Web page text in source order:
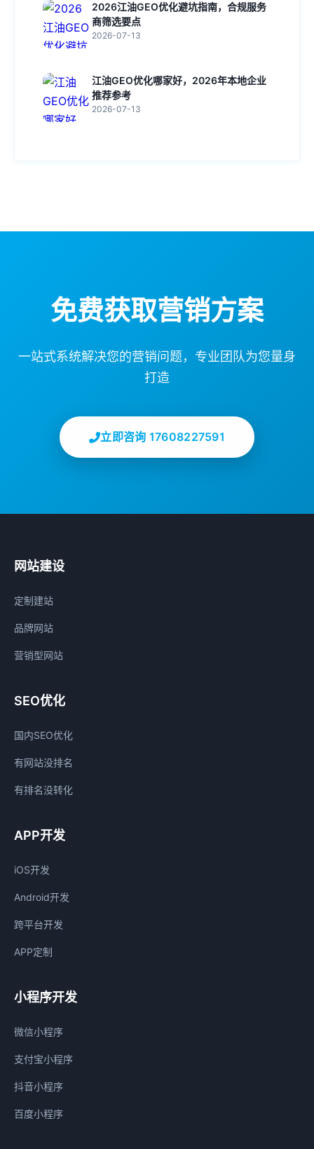
2026江油GEO优化避坑指南，合规服务
商筛选要点
2026-07-13
江油GEO优化哪家好，2026年本地企业
推荐参考
2026-07-13
免费获取营销方案
一站式系统解决您的营销问题，专业团队为您量身
打造
立即咨询 17608227591
网站建设
定制建站
品牌网站
营销型网站
SEO优化
国内SEO优化
有网站没排名
有排名没转化
APP开发
iOS开发
Android开发
跨平台开发
APP定制
小程序开发
微信小程序
支付宝小程序
抖音小程序
百度小程序